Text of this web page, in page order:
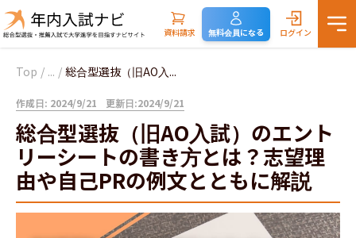
資料請求 無料会員になる ログイン
Top / ... / 総合型選抜（旧AO入...
作成日: 2024/9/21 更新日:2024/9/21
総合型選抜（旧AO入試）のエント
リーシートの書き方とは？志望理
由や自己PRの例文とともに解説